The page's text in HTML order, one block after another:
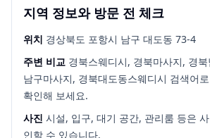
지역 정보와 방문 전 체크
위치 경상북도 포항시 남구 대도동 73-4
주변 비교 경북스웨디시, 경북마사지, 경
남구마사지, 경북대도동스웨디시 검색어
확인해 보세요.
사진 시설, 입구, 대기 공간, 관리룸 등은
인할 수 있습니다.